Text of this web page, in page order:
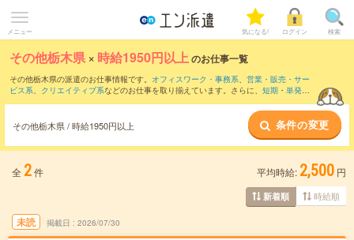
メニュー 気になる! ログイン 検索
その他栃木県 × 時給1950円以上のお仕事一覧
その他栃木県の派遣のお仕事情報です。 オフィスワーク・事務系、 営業・販売・サー
ビス系、 クリエイティブ系などのお仕事を取り揃えています。さらに、 短期 ・ 単発な
その他栃木県 / 時給1950円以上 条件の変更
全 2件 平均時給: 2,500 円
新着順 時給順
未読 掲載日 2026/07/30